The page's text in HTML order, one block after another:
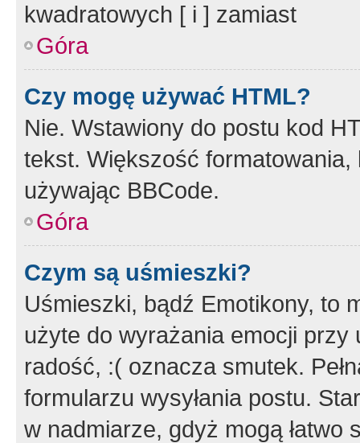
kwadratowych [ i ] zamiast
Góra
Czy mogę używać HTML?
Nie. Wstawiony do postu kod
tekst. Większość
używając BBCode.
Góra
Czym są uśmieszki?
Uśmieszki, bądź Emotikony, to
użyte do wyrażania emocji
radość, :( oznacza smutek.
formularzu wysyłania postu.
w nadmiarze, gdyż mogą